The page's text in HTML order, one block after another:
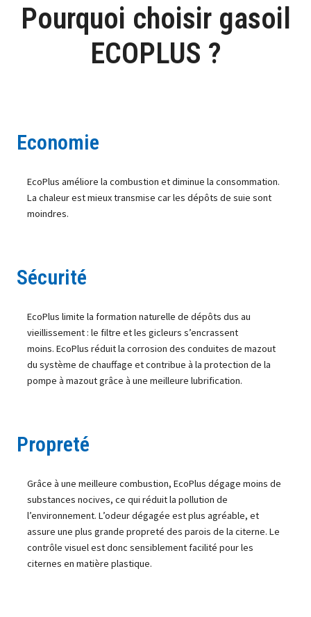
Pourquoi choisir gasoil
ECOPLUS ?
Economie
EcoPlus améliore la combustion et diminue la consommation.
La chaleur est mieux transmise car les dépôts de suie sont
moindres.
Sécurité
EcoPlus limite la formation naturelle de dépôts dus au
vieillissement : le filtre et les gicleurs s’encrassent
moins. EcoPlus réduit la corrosion des conduites de mazout
du système de chauffage et contribue à la protection de la
pompe à mazout grâce à une meilleure lubrification.
Propreté
Grâce à une meilleure combustion, EcoPlus dégage moins de
substances nocives, ce qui réduit la pollution de
l’environnement. L’odeur dégagée est plus agréable, et
assure une plus grande propreté des parois de la citerne. Le
contrôle visuel est donc sensiblement facilité pour les
citernes en matière plastique.